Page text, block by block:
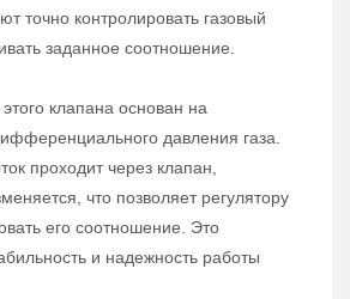
точно контролировать газовый
заданное соотношение.
клапана основан на
давления газа.
проходит через клапан,
что позволяет регулятору
его соотношение. Это
и надежность работы